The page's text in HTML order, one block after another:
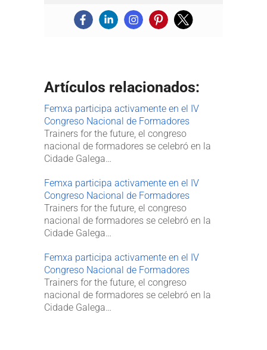
Artículos relacionados:
Femxa participa activamente en el IV
Congreso Nacional de Formadores
Trainers for the future, el congreso
nacional de formadores se celebró en la
Cidade Galega…
Femxa participa activamente en el IV
Congreso Nacional de Formadores
Trainers for the future, el congreso
nacional de formadores se celebró en la
Cidade Galega…
Femxa participa activamente en el IV
Congreso Nacional de Formadores
Trainers for the future, el congreso
nacional de formadores se celebró en la
Cidade Galega…